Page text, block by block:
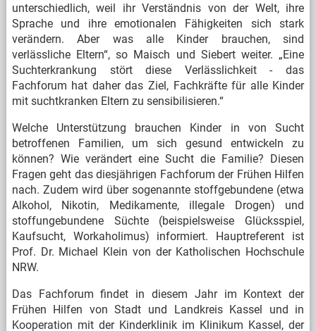
unterschiedlich, weil ihr Verständnis von der Welt, ihre
Sprache und ihre emotionalen Fähigkeiten sich stark
verändern. Aber was alle Kinder brauchen, sind
verlässliche Eltern“, so Maisch und Siebert weiter. „Eine
Suchterkrankung stört diese Verlässlichkeit - das
Fachforum hat daher das Ziel, Fachkräfte für alle Kinder
mit suchtkranken Eltern zu sensibilisieren.“
Welche Unterstützung brauchen Kinder in von Sucht
betroffenen Familien, um sich gesund entwickeln zu
können? Wie verändert eine Sucht die Familie? Diesen
Fragen geht das diesjährigen Fachforum der Frühen Hilfen
nach. Zudem wird über sogenannte stoffgebundene (etwa
Alkohol, Nikotin, Medikamente, illegale Drogen) und
stoffungebundene Süchte (beispielsweise Glücksspiel,
Kaufsucht, Workaholimus) informiert. Hauptreferent ist
Prof. Dr. Michael Klein von der Katholischen Hochschule
NRW.
Das Fachforum findet in diesem Jahr im Kontext der
Frühen Hilfen von Stadt und Landkreis Kassel und in
Kooperation mit der Kinderklinik im Klinikum Kassel, der